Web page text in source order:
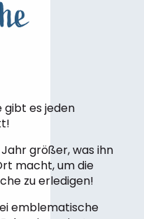
gibt es jeden
größer, was ihn
macht, um die
zu erledigen!
emblematische